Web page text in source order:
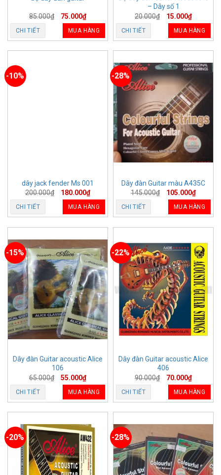
85.000₫ 75.000₫
CHI TIẾT MUA HÀNG
– Dây số 1
20.000₫ 15.000₫
CHI TIẾT MUA HÀNG
-10%
dây jack fender Ms 001
200.000₫ 180.000₫
CHI TIẾT MUA HÀNG
-28%
Dây đàn Guitar màu A435C
145.000₫ 105.000₫
CHI TIẾT MUA HÀNG
-15%
Dây đàn Guitar acoustic Alice
106
65.000₫ 55.000₫
CHI TIẾT MUA HÀNG
-22%
Dây đàn Guitar acoustic Alice
406
90.000₫ 70.000₫
CHI TIẾT MUA HÀNG
-20% -28%